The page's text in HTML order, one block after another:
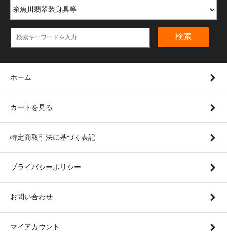
検索
ホーム
カートを見る
特定商取引法に基づく表記
プライバシーポリシー
お問い合わせ
マイアカウント